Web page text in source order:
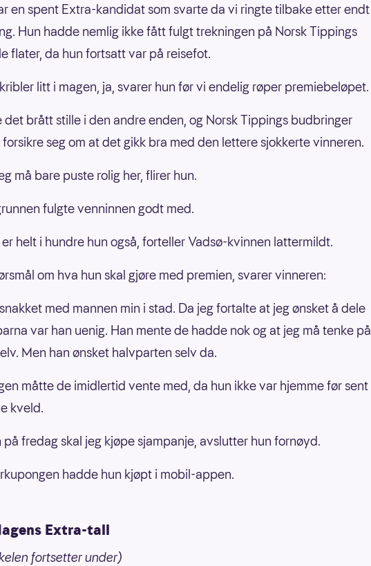
en spent Extra-kandidat som svarte da vi ringte tilbake etter endt
Hun hadde nemlig ikke fått fulgt trekningen på Norsk Tippings
flater, da hun fortsatt var på reisefot.
litt i magen, ja, svarer hun før vi endelig røper premiebeløpet.
det brått stille i den andre enden, og Norsk Tippings budbringer
seg om at det gikk bra med den lettere sjokkerte vinneren.
må bare puste rolig her, flirer hun.
fulgte venninnen godt med.
er helt i hundre hun også, forteller Vadsø-kvinnen lattermildt.
om hva hun skal gjøre med premien, svarer vinneren:
med mannen min i stad. Da jeg fortalte at jeg ønsket å dele
var han uenig. Han mente de hadde nok og at jeg må tenke på
Men han ønsket halvparten selv da.
måtte de imidlertid vente med, da hun ikke var hjemme før sent
kveld.
på fredag skal jeg kjøpe sjampanje, avslutter hun fornøyd.
hadde hun kjøpt i mobil-appen.
Extra-tall
fortsetter under)